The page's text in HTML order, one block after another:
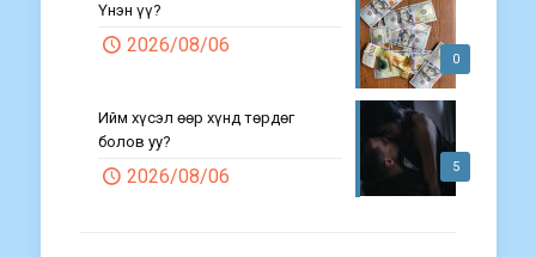
0
Үнэн үү?
2026/08/06
5
Ийм хүсэл өөр хүнд төрдөг
болов уу?
2026/08/06